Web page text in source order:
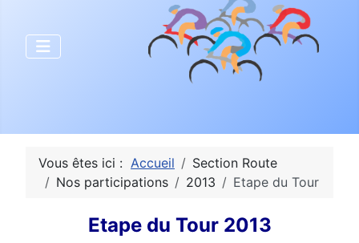
Vous êtes ici : Accueil
Section Route
Nos participations
2013 Etape du Tour
Etape du Tour 2013